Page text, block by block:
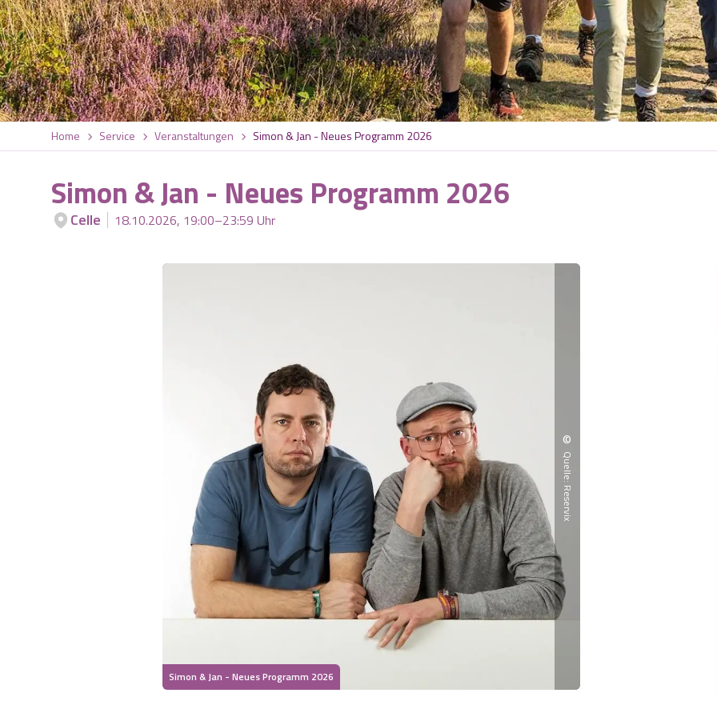
Home Service Veranstaltungen Simon & Jan - Neues Programm 2026
Simon & Jan - Neues Programm 2026
Celle 18.10.2026, 19:00–23:59 Uhr
Simon & Jan - Neues Programm 2026
©
Quelle: Reservix